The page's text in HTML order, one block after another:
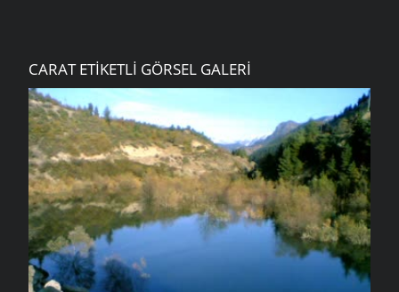
CARAT ETIKETLI GÖRSEL GALERI